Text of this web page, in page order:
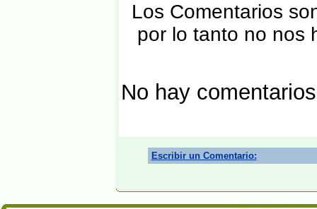
Los Comentarios
por lo tanto no nos
No hay
Escribir un Comentario: